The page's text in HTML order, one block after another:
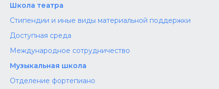
Школа театра
Стипендии и иные виды материальной поддержки
Доступная среда
Международное сотрудничество
Музыкальная школа
Отделение фортепиано